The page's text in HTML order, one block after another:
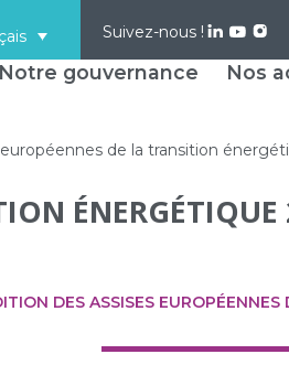
Suivez-nous !
Notre gouvernance Nos
européennes de la transition
DES ASSISES